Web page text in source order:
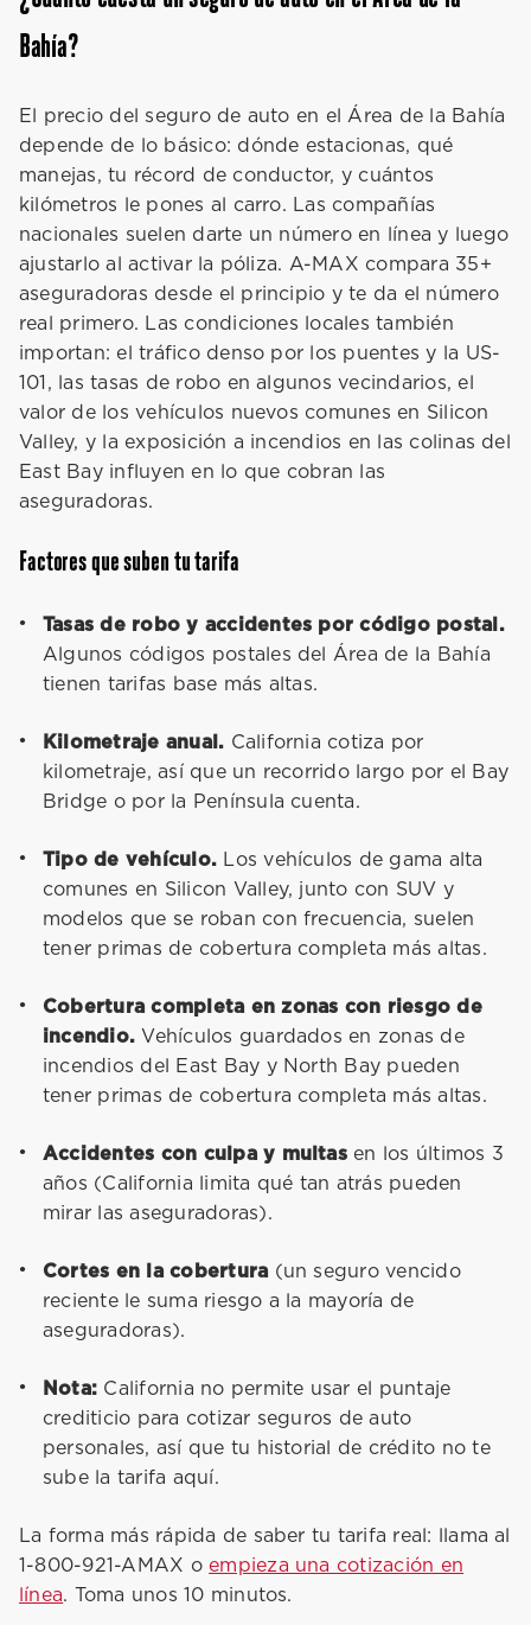
Bahía?
El precio del seguro de auto en el Área de la Bahía
depende de lo básico: dónde estacionas, qué
manejas, tu récord de conductor, y cuántos
kilómetros le pones al carro. Las compañías
nacionales suelen darte un número en línea y luego
ajustarlo al activar la póliza. A-MAX compara 35+
aseguradoras desde el principio y te da el número
real primero. Las condiciones locales también
importan: el tráfico denso por los puentes y la US-
101, las tasas de robo en algunos vecindarios, el
valor de los vehículos nuevos comunes en Silicon
Valley, y la exposición a incendios en las colinas del
East Bay influyen en lo que cobran las
aseguradoras.
Factores que suben tu tarifa
Tasas de robo y accidentes por código postal.
Algunos códigos postales del Área de la Bahía
tienen tarifas base más altas.
Kilometraje anual. California cotiza por
kilometraje, así que un recorrido largo por el Bay
Bridge o por la Península cuenta.
Tipo de vehículo. Los vehículos de gama alta
comunes en Silicon Valley, junto con SUV y
modelos que se roban con frecuencia, suelen
tener primas de cobertura completa más altas.
Cobertura completa en zonas con riesgo de
incendio. Vehículos guardados en zonas de
incendios del East Bay y North Bay pueden
tener primas de cobertura completa más altas.
Accidentes con culpa y multasen los últimos 3
años (California limita qué tan atrás pueden
mirar las aseguradoras).
Cortes en la cobertura (un seguro vencido
reciente le suma riesgo a la mayoría de
aseguradoras).
Nota: California no permite usar el puntaje
crediticio para cotizar seguros de auto
personales, así que tu historial de crédito no te
sube la tarifa aquí.
La forma más rápida de saber tu tarifa real: llama al
1-800-921-AMAX oempieza una cotización en
línea. Toma unos 10 minutos.